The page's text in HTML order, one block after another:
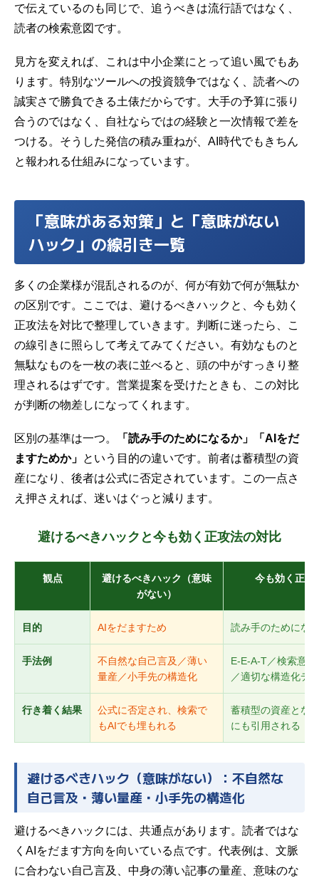
で伝えているのも同じで、追うべきは流行語ではなく、
読者の検索意図です。
見方を変えれば、これは中小企業にとって追い風でもあ
ります。特別なツールへの投資競争ではなく、読者への
誠実さで勝負できる土俵だからです。大手の予算に張り
合うのではなく、自社ならではの経験と一次情報で差を
つける。そうした発信の積み重ねが、AI時代でもきちん
と報われる仕組みになっています。
「意味がある対策」と「意味がない
ハック」の線引き一覧
多くの企業様が混乱されるのが、何が有効で何が無駄か
の区別です。ここでは、避けるべきハックと、今も効く
正攻法を対比で整理していきます。判断に迷ったら、こ
の線引きに照らして考えてみてください。有効なものと
無駄なものを一枚の表に並べると、頭の中がすっきり整
理されるはずです。営業提案を受けたときも、この対比
が判断の物差しになってくれます。
区別の基準は一つ。
「読み手のためになるか」「AIをだ
ますためか」 という目的の違いです。前者は蓄積型の資
産になり、後者は公式に否定されています。この一点さ
え押さえれば、迷いはぐっと減ります。
避けるべきハックと今も効く正攻法の対比
観点
避けるべきハック（意味
がない）
今も効く正攻
目的 AIをだますため 読み手のためにな
手法例
不自然な自己言及／薄い
量産／小手先の構造化
E-E-A-T／検索意
／適切な構造化デ
行き着く結果
公式に否定され、検索で
もAIでも埋もれる
蓄積型の資産とな
にも引用される
避けるべきハック（意味がない）：不自然な
自己言及・薄い量産・小手先の構造化
避けるべきハックには、共通点があります。読者ではな
くAIをだます方向を向いている点です。代表例は、文脈
に合わない自己言及、中身の薄い記事の量産、意味のな